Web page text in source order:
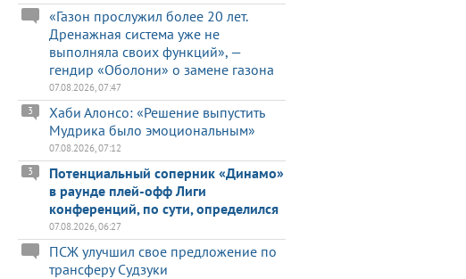
«Газон прослужил более 20 лет.
Дренажная система уже не
выполняла своих функций», —
гендир «Оболони» о замене газона
07.08.2026, 07:47
Хаби Алонсо: «Решение выпустить
Мудрика было эмоциональным»
3
07.08.2026, 07:12
Потенциальный соперник «Динамо»
в раунде плей-офф Лиги
конференций, по сути, определился
3
07.08.2026, 06:27
ПСЖ улучшил свое предложение по
трансферу Судзуки